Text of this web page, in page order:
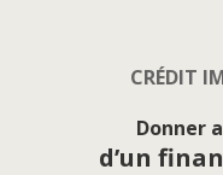
CRÉDIT
Donner
d’un